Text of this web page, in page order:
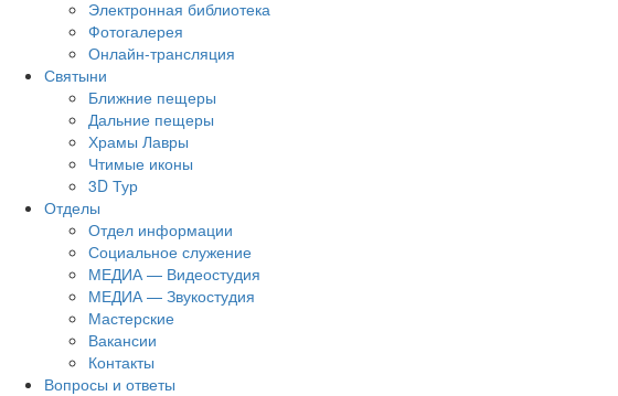
Электронная библиотека
Фотогалерея
Онлайн-трансляция
Святыни
Ближние пещеры
Дальние пещеры
Храмы Лавры
Чтимые иконы
3D Тур
Отделы
Отдел информации
Социальное служение
МЕДИА — Видеостудия
МЕДИА — Звукостудия
Мастерские
Вакансии
Контакты
Вопросы и ответы